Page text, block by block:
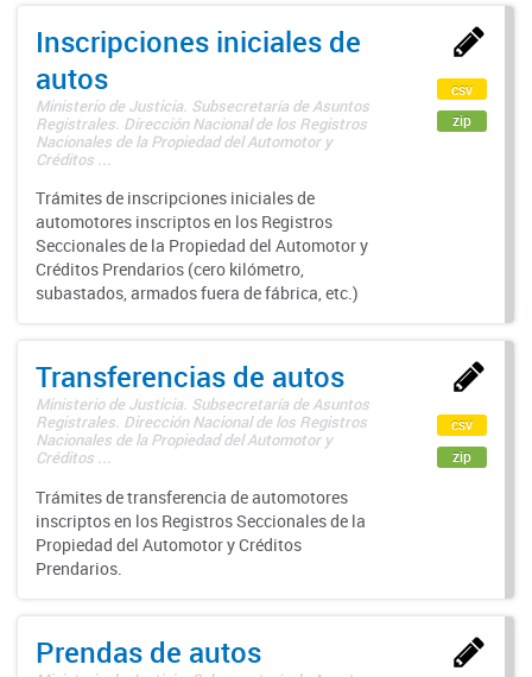
Inscripciones iniciales de
autos
Ministerio de Justicia. Subsecretaría de Asuntos
Registrales. Dirección Nacional de los Registros
Nacionales de la Propiedad del Automotor y
Créditos ...
Trámites de inscripciones iniciales de
automotores inscriptos en los Registros
Seccionales de la Propiedad del Automotor y
Créditos Prendarios (cero kilómetro,
subastados, armados fuera de fábrica, etc.)
csv
zip
Transferencias de autos
Ministerio de Justicia. Subsecretaría de Asuntos
Registrales. Dirección Nacional de los Registros
Nacionales de la Propiedad del Automotor y
Créditos ...
Trámites de transferencia de automotores
inscriptos en los Registros Seccionales de la
Propiedad del Automotor y Créditos
Prendarios.
csv
zip
Prendas de autos